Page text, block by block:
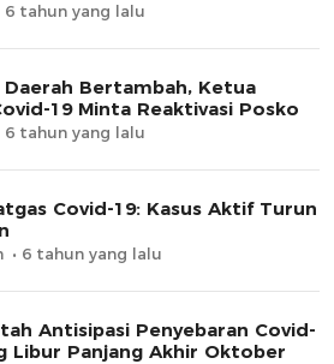
6 tahun yang lalu
Daerah Bertambah, Ketua
19 Minta Reaktivasi Posko
6 tahun yang lalu
Covid-19: Kasus Aktif Turun
6 tahun yang lalu
Antisipasi Penyebaran Covid-
Libur Panjang Akhir Oktober